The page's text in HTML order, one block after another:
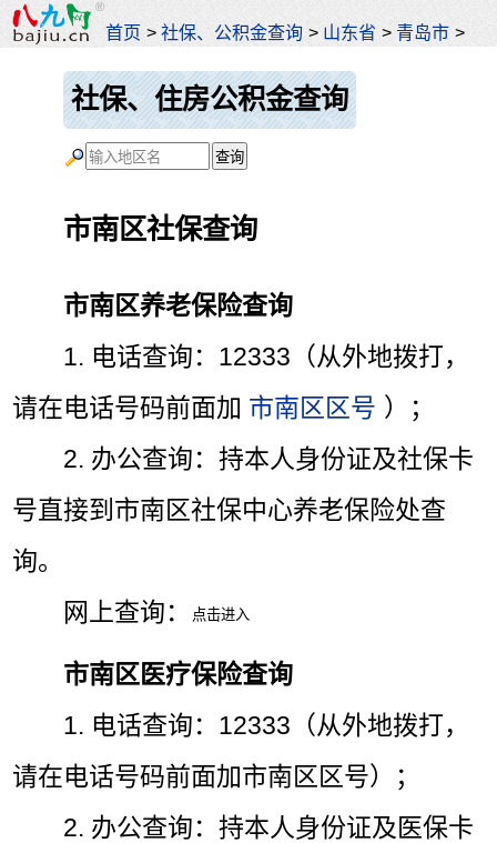
首页 >社保、公积金查询 > 山东省 > 青岛市 >
社保、住房公积金查询
市南区社保查询
市南区养老保险查询
1. 电话查询：12333（从外地拨打，
请在电话号码前面加 市南区区号 ）；
2. 办公查询：持本人身份证及社保卡
号直接到市南区社保中心养老保险处查
询。
网上查询：
市南区医疗保险查询
1. 电话查询：12333（从外地拨打，
请在电话号码前面加市南区区号）；
2. 办公查询：持本人身份证及医保卡